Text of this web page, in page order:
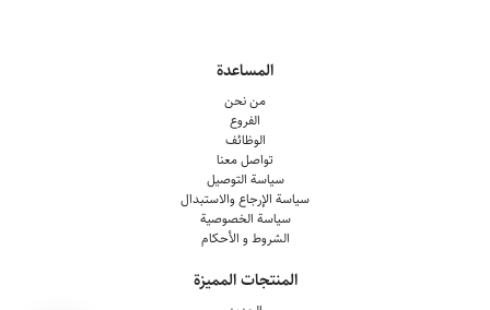
المساعدة
من نحن
الفروع
الوظائف
تواصل معنا
سياسة التوصيل
سياسة الإرجاع والاستبدال
سياسة الخصوصية
الشروط و الأحكام
المنتجات المميزة